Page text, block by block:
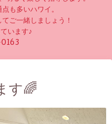
も多いハワイ。
ご一緒しましょう！
います♪
す🌈